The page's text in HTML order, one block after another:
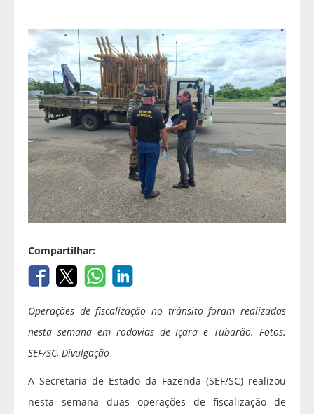
Compartilhar:
Operações de fiscalização no trânsito foram realizadas
nesta semana em rodovias de Içara e Tubarão. Fotos:
SEF/SC, Divulgação
A Secretaria de Estado da Fazenda (SEF/SC) realizou
nesta semana duas operações de fiscalização de